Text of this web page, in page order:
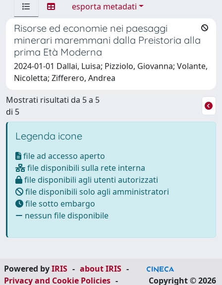
esporta metadati
Risorse ed economie nei paesaggi
minerari maremmani dalla Preistoria alla
prima Età Moderna
2024-01-01 Dallai, Luisa; Pizziolo, Giovanna; Volante,
Nicoletta; Zifferero, Andrea
Mostrati risultati da 5 a 5
di 5
Legenda icone
file ad accesso aperto
file disponibili sulla rete interna
file disponibili agli utenti autorizzati
file disponibili solo agli amministratori
file sotto embargo
nessun file disponibile
Powered byIRIS - about IRIS -
Privacy and Cookie Policies - Copyright © 2026